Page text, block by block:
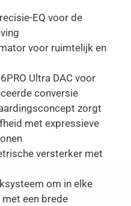
EQ voor de
voor ruimtelijk en
Ultra DAC voor
conversie
zorgt
met expressieve
versterker met
om in elke
een brede